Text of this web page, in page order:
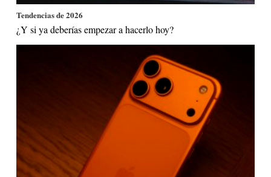
Tendencias de 2026
¿Y si ya deberías empezar a hacerlo hoy?